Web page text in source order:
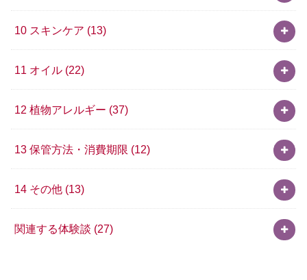
10 スキンケア (13)
11 オイル (22)
12 植物アレルギー (37)
13 保管方法・消費期限 (12)
14 その他 (13)
関連する体験談 (27)